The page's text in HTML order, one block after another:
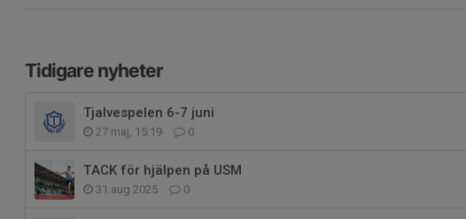
Tidigare nyheter
Tjalvespelen 6-7 juni
27 maj, 15:19 0
TACK för hjälpen på USM
31 aug 2025 0